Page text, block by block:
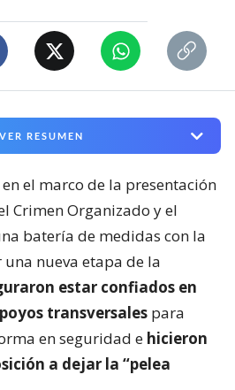
VER RESUMEN
el marco de la presentación
Crimen Organizado y el
batería de medidas con la
nueva etapa de la
estar confiados en
transversales para
en seguridad e hicieron
a dejar la “pelea